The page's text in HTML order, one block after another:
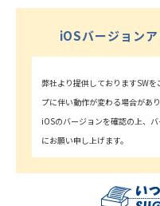
iOSバージョン
弊社より提供しておりますSW
プに伴い動作が変わる場合があ
iOSのバージョンを確認の上、
にお願い申し上げます。